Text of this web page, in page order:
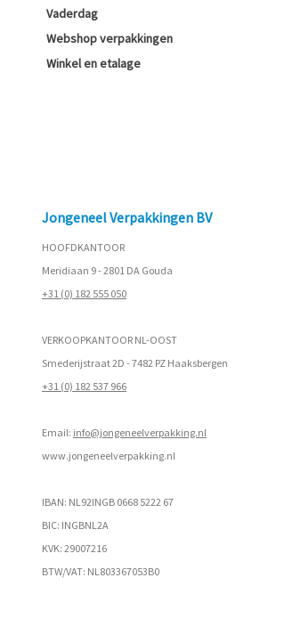
Vaderdag
Webshop verpakkingen
Winkel en etalage
Jongeneel Verpakkingen BV
HOOFDKANTOOR
Meridiaan 9 - 2801 DA Gouda
+31 (0) 182 555 050
VERKOOPKANTOOR NL-OOST
Smederijstraat 2D - 7482 PZ Haaksbergen
+31 (0) 182 537 966
Email: info@jongeneelverpakking.nl
www.jongeneelverpakking.nl
IBAN: NL92INGB 0668 5222 67
BIC: INGBNL2A
KVK: 29007216
BTW/VAT: NL803367053B0